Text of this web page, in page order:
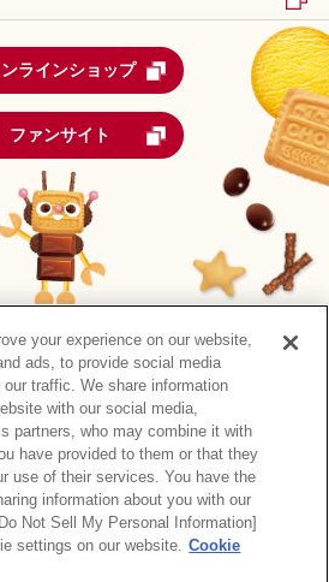
ラインショップ
ファンサイト
アカウント一覧
配信について
プライバシーポリシー
リティ
ご利用規約 リンク
your experience on our website,
ads, to provide social media
traffic. We share information
with our social media,
partners, who may combine it with
have provided to them or that they
use of their services. You have the
information about you with our
Not Sell My Personal Information]
settings on our website. Cookie